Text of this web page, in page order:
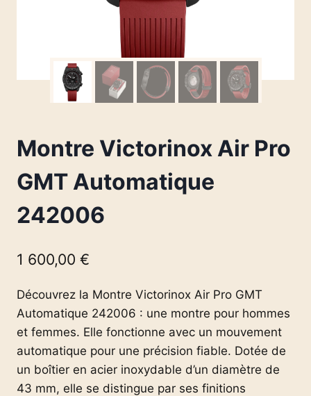
Montre Victorinox Air Pro
GMT Automatique
242006
1 600,00 €
Découvrez la Montre Victorinox Air Pro GMT
Automatique 242006 : une montre pour hommes
et femmes. Elle fonctionne avec un mouvement
automatique pour une précision fiable. Dotée de
un boîtier en acier inoxydable d’un diamètre de
43 mm, elle se distingue par ses finitions